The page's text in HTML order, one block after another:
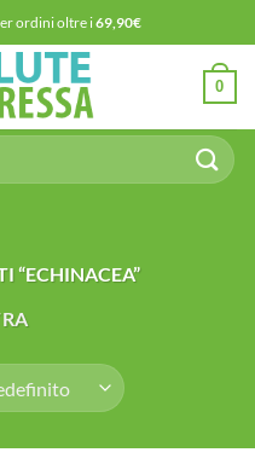
ordini oltre i69,90€
0
“ECHINACEA”